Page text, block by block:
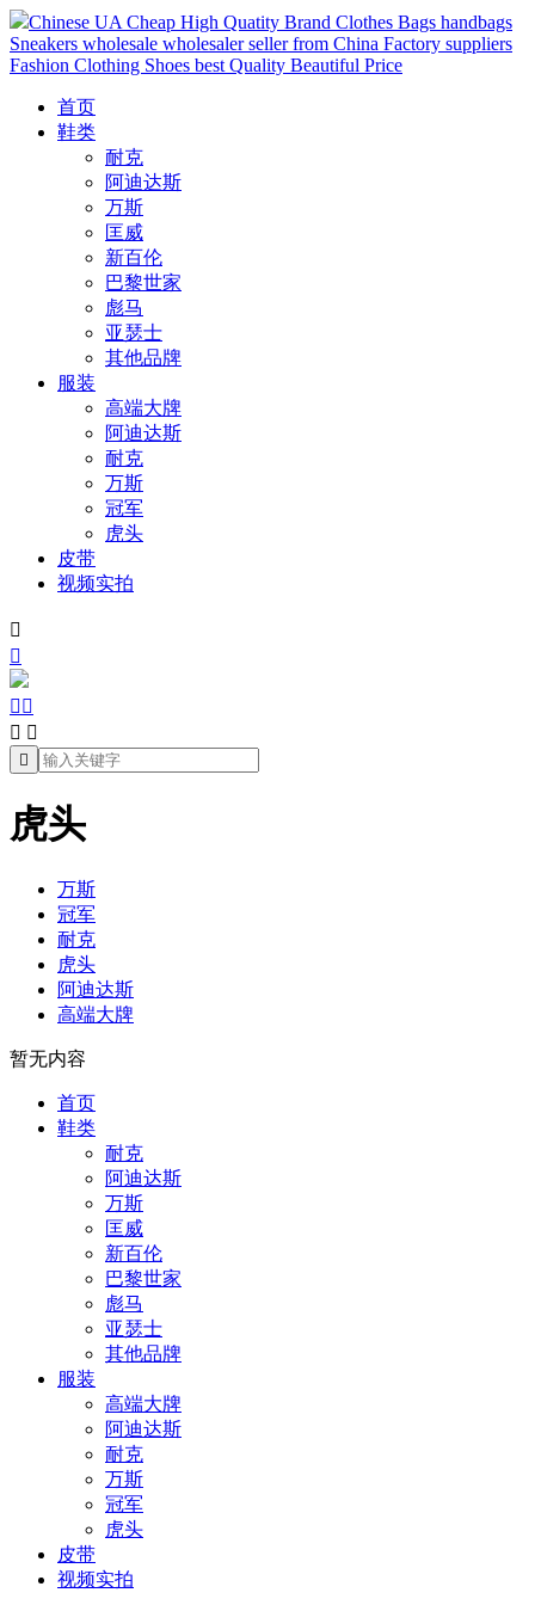
Chinese UA Cheap High Quatity Brand Clothes Bags handbags
Sneakers wholesale wholesaler seller from China Factory suppliers
Fashion Clothing Shoes best Quality Beautiful Price
首页
鞋类
耐克
阿迪达斯
万斯
匡威
新百伦
巴黎世家
彪马
亚瑟士
其他品牌
服装
高端大牌
阿迪达斯
耐克
万斯
冠军
虎头
皮带
视频实拍


 
 

虎头
万斯
冠军
耐克
虎头
阿迪达斯
高端大牌
暂无内容
首页
鞋类
耐克
阿迪达斯
万斯
匡威
新百伦
巴黎世家
彪马
亚瑟士
其他品牌
服装
高端大牌
阿迪达斯
耐克
万斯
冠军
虎头
皮带
视频实拍